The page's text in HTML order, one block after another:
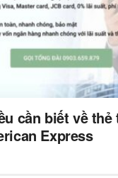
cần biết về thẻ
Express